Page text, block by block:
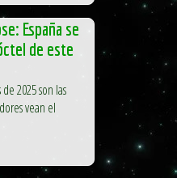
España se
de este
2025 son las
vean el